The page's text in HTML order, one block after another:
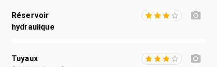
Réservoir
hydraulique
Tuyaux